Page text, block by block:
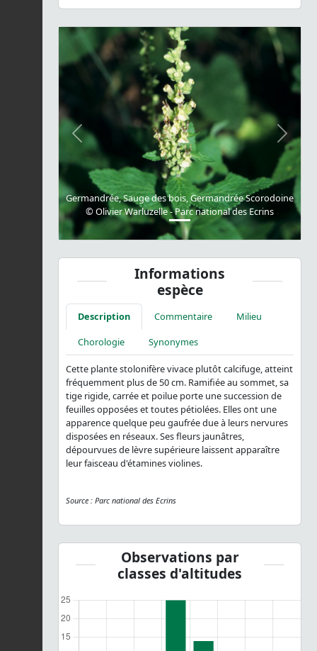
Germandrée, Sauge des bois, Germandrée Scorodoine
© Olivier Warluzelle - Parc national des Ecrins
Previous Next
Informations
espèce
Description Commentaire
Milieu
Chorologie
Synonymes
Cette plante stolonifère vivace plutôt calcifuge, atteint
fréquemment plus de 50 cm. Ramifiée au sommet, sa
tige rigide, carrée et poilue porte une succession de
feuilles opposées et toutes pétiolées. Elles ont une
apparence quelque peu gaufrée due à leurs nervures
disposées en réseaux. Ses fleurs jaunâtres,
dépourvues de lèvre supérieure laissent apparaître
leur faisceau d'étamines violines.
Source : Parc national des Ecrins
Observations par
classes d'altitudes